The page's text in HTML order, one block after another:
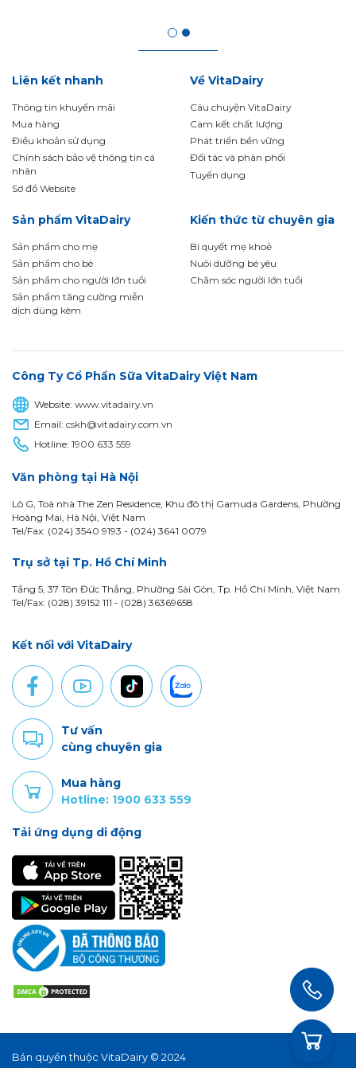
Liên kết nhanh
Thông tin khuyến mãi
Mua hàng
Điều khoản sử dụng
Chính sách bảo vệ thông tin cá
nhân
Sơ đồ Website
Về VitaDairy
Câu chuyện VitaDairy
Cam kết chất lượng
Phát triển bền vững
Đối tác và phân phối
Tuyển dụng
Sản phẩm VitaDairy
Sản phẩm cho mẹ
Sản phẩm cho bé
Sản phẩm cho người lớn tuổi
Sản phẩm tăng cường miễn
dịch dùng kèm
Kiến thức từ chuyên gia
Bí quyết mẹ khoẻ
Nuôi dưỡng bé yêu
Chăm sóc người lớn tuổi
Công Ty Cổ Phần Sữa VitaDairy Việt Nam
Website:www.vitadairy.vn
Email:cskh@vitadairy.com.vn
Hotline:1900 633 559
Văn phòng tại Hà Nội
Lô G, Toà nhà The Zen Residence, Khu đô thị Gamuda Gardens, Phường
Hoàng Mai, Hà Nội, Việt Nam
Tel/Fax: (024) 3540 9193 - (024) 3641 0079
Trụ sở tại Tp. Hồ Chí Minh
Tầng 5, 37 Tôn Đức Thắng, Phường Sài Gòn, Tp. Hồ Chí Minh, Việt Nam
Tel/Fax: (028) 39152 111 - (028) 36369658
Kết nối với VitaDairy
Tư vấn
cùng chuyên gia
Mua hàng
Hotline: 1900 633 559
Tải ứng dụng di động
Bản quyền thuộc VitaDairy © 2024